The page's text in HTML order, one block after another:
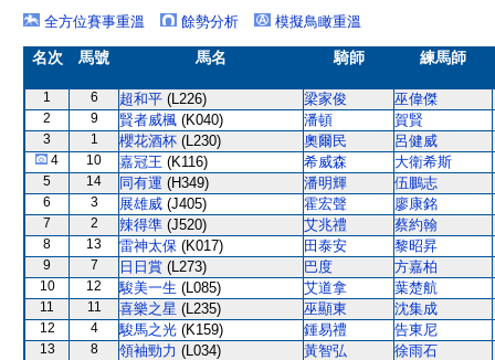
全方位賽事重溫
餘勢分析 模擬鳥瞰重溫
名次 馬號 馬名 騎師 練馬師
1 6 超和平 (L226) 梁家俊 巫偉傑
2 9 賢者威楓 (K040) 潘頓 賀賢
3 1 櫻花酒杯 (L230) 奧爾民 呂健威
4 10 嘉冠王 (K116) 希威森 大衛希斯
5 14 同有運 (H349) 潘明輝 伍鵬志
6 3 展雄威 (J405) 霍宏聲 廖康銘
7 2 辣得準 (J520) 艾兆禮 蔡約翰
8 13 雷神太保 (K017) 田泰安 黎昭昇
9 7 日日賞 (L273) 巴度 方嘉柏
10 12 駿美一生 (L085) 艾道拿 葉楚航
11 11 喜樂之星 (L235) 巫顯東 沈集成
12 4 駿馬之光 (K159) 鍾易禮 告東尼
13 8 領袖勁力 (L034) 黃智弘 徐雨石